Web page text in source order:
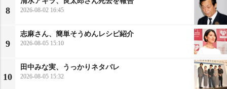
8 2026-08-02 16:45
9
志麻さん、簡単そうめんレシピ紹介
2026-08-05 15:10
10
田中みな実、うっかりネタバレ
2026-08-05 15:32